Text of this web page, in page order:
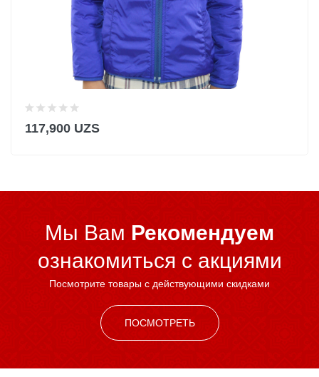
117,900 UZS
Мы Вам Рекомендуем
ознакомиться c акциями
Посмотрите товары с действующими скидками
ПОСМОТРЕТЬ